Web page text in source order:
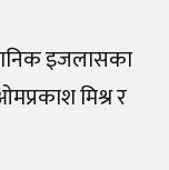
इजलासका
मिश्र र